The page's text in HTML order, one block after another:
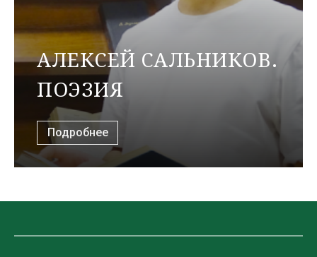
АЛЕКСЕЙ САЛЬНИКОВ.
ПОЭЗИЯ
Подробнее